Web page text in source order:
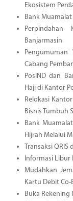
Ekosistem
Bank
Banjarmasin
Cabang
PosIND dan
Haji di Kantor
Relokasi
Bisnis Tumbuh
Bank
Hijrah Melalui
Transaksi
Informasi Libur
Mudahkan
Kartu Debit
Buka Rekening